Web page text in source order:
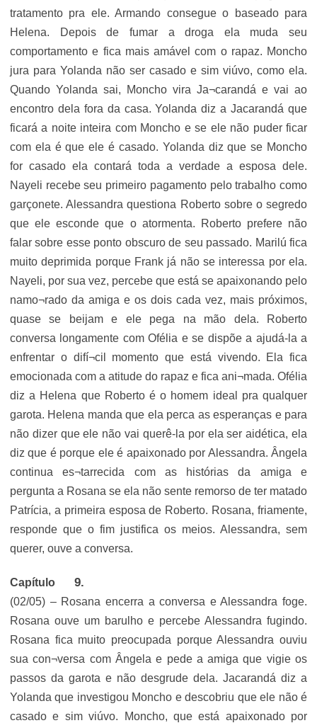
tratamento pra ele. Armando consegue o baseado para
Helena. Depois de fumar a droga ela muda seu
comportamento e fica mais amável com o rapaz. Moncho
jura para Yolanda não ser casado e sim viúvo, como ela.
Quando Yolanda sai, Moncho vira Ja¬carandá e vai ao
encontro dela fora da casa. Yolanda diz a Jacarandá que
ficará a noite inteira com Moncho e se ele não puder ficar
com ela é que ele é casado. Yolanda diz que se Moncho
for casado ela contará toda a verdade a esposa dele.
Nayeli recebe seu primeiro pagamento pelo trabalho como
garçonete. Alessandra questiona Roberto sobre o segredo
que ele esconde que o atormenta. Roberto prefere não
falar sobre esse ponto obscuro de seu passado. Marilú fica
muito deprimida porque Frank já não se interessa por ela.
Nayeli, por sua vez, percebe que está se apaixonando pelo
namo¬rado da amiga e os dois cada vez, mais próximos,
quase se beijam e ele pega na mão dela. Roberto
conversa longamente com Ofélia e se dispõe a ajudá-la a
enfrentar o difí¬cil momento que está vivendo. Ela fica
emocionada com a atitude do rapaz e fica ani¬mada. Ofélia
diz a Helena que Roberto é o homem ideal pra qualquer
garota. Helena manda que ela perca as esperanças e para
não dizer que ele não vai querê-la por ela ser aidética, ela
diz que é porque ele é apaixonado por Alessandra. Ângela
continua es¬tarrecida com as histórias da amiga e
pergunta a Rosana se ela não sente remorso de ter matado
Patrícia, a primeira esposa de Roberto. Rosana, friamente,
responde que o fim justifica os meios. Alessandra, sem
querer, ouve a conversa.
Capítulo
(02/05) – Rosana encerra a conversa e Alessandra foge.
Rosana ouve um barulho e percebe Alessandra fugindo.
Rosana fica muito preocupada porque Alessandra ouviu
sua con¬versa com Ângela e pede a amiga que vigie os
passos da garota e não desgrude dela. Jacarandá diz a
Yolanda que investigou Moncho e descobriu que ele não é
casado e sim viúvo. Moncho, que está apaixonado por